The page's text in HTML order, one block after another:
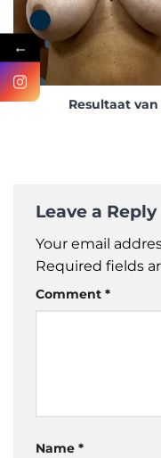
Resultaat
Leave a Reply
Your email
Required fields
Comment *
Name *
←